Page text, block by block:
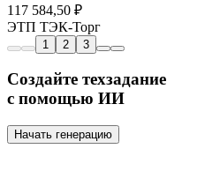
117 584,50 ₽
ЭТП ТЭК-Торг
1 2 3
Создайте техзадание
с помощью ИИ
Начать генерацию